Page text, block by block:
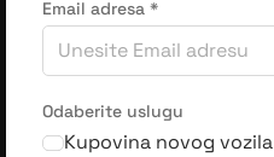
Email adresa *
Odaberite uslugu
Kupovina novog vozila